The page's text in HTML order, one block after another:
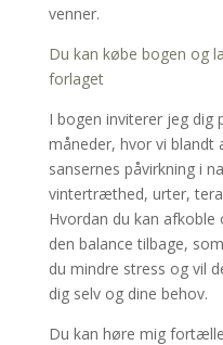
venner.
Du kan købe bogen og
forlaget
I bogen inviterer jeg dig
måneder, hvor vi blandt
sansernes påvirkning i
vintertræthed, urter,
Hvordan du kan
den balance tilbage,
du mindre stress og vil
dig selv og dine behov.
Du kan høre mig